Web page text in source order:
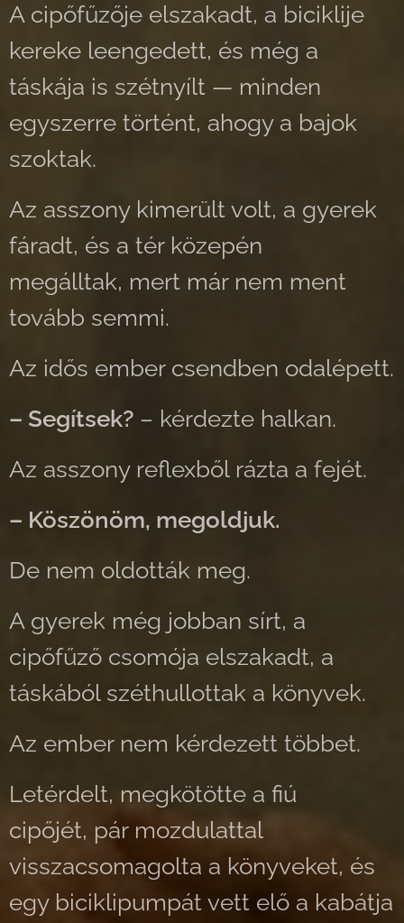
A cipőfűzője elszakadt, a biciklije
kereke leengedett, és még a
táskája is szétnyílt — minden
egyszerre történt, ahogy a bajok
szoktak.
Az asszony kimerült volt, a gyerek
fáradt, és a tér közepén
megálltak, mert már nem ment
tovább semmi.
Az idős ember csendben odalépett.
– Segítsek? – kérdezte halkan.
Az asszony reflexből rázta a fejét.
– Köszönöm, megoldjuk.
De nem oldották meg.
A gyerek még jobban sírt, a
cipőfűző csomója elszakadt, a
táskából széthullottak a könyvek.
Az ember nem kérdezett többet.
Letérdelt, megkötötte a fiú
cipőjét, pár mozdulattal
visszacsomagolta a könyveket, és
egy biciklipumpát vett elő a kabátja